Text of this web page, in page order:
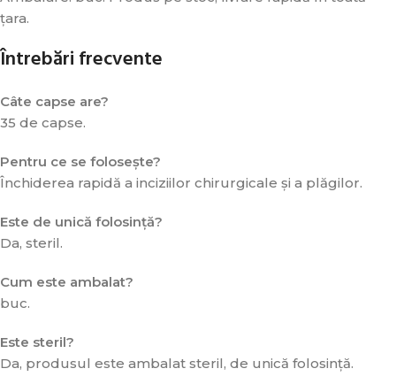
țara.
Întrebări frecvente
Câte capse are?
35 de capse.
Pentru ce se folosește?
Închiderea rapidă a inciziilor chirurgicale și a plăgilor.
Este de unică folosință?
Da, steril.
Cum este ambalat?
buc.
Este steril?
Da, produsul este ambalat steril, de unică folosință.